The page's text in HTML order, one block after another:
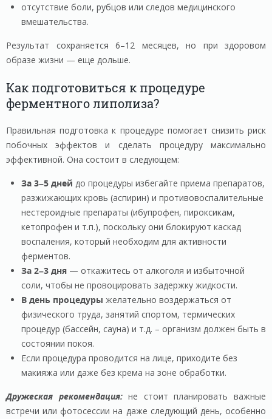
отсутствие боли, рубцов или следов медицинского
вмешательства.
Результат сохраняется 6–12 месяцев, но при здоровом
образе жизни — еще дольше.
Как подготовиться к процедуре
ферментного липолиза?
Правильная подготовка к процедуре помогает снизить риск
побочных эффектов и сделать процедуру максимально
эффективной. Она состоит в следующем:
За 3–5 дней до процедуры избегайте приема препаратов,
разжижающих кровь (аспирин) и противовоспалительные
нестероидные препараты (ибупрофен, пироксикам,
кетопрофен и т.п.), поскольку они блокируют каскад
воспаления, который необходим для активности
ферментов.
За 2–3 дня — откажитесь от алкоголя и избыточной
соли, чтобы не провоцировать задержку жидкости.
В день процедуры желательно воздержаться от
физического труда, занятий спортом, термических
процедур (бассейн, сауна) и т.д. – организм должен быть в
состоянии покоя.
Если процедура проводится на лице, приходите без
макияжа или даже без крема на зоне обработки.
Дружеская рекомендация:не стоит планировать важные
встречи или фотосессии на даже следующий день, особенно